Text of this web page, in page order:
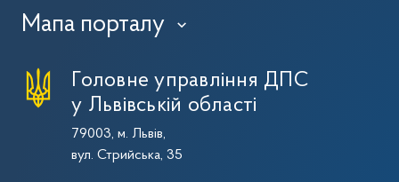
Мапа порталу ›
Головне управління ДПС
у Львівській області
79003, м. Львів,
вул. Стрийська, 35